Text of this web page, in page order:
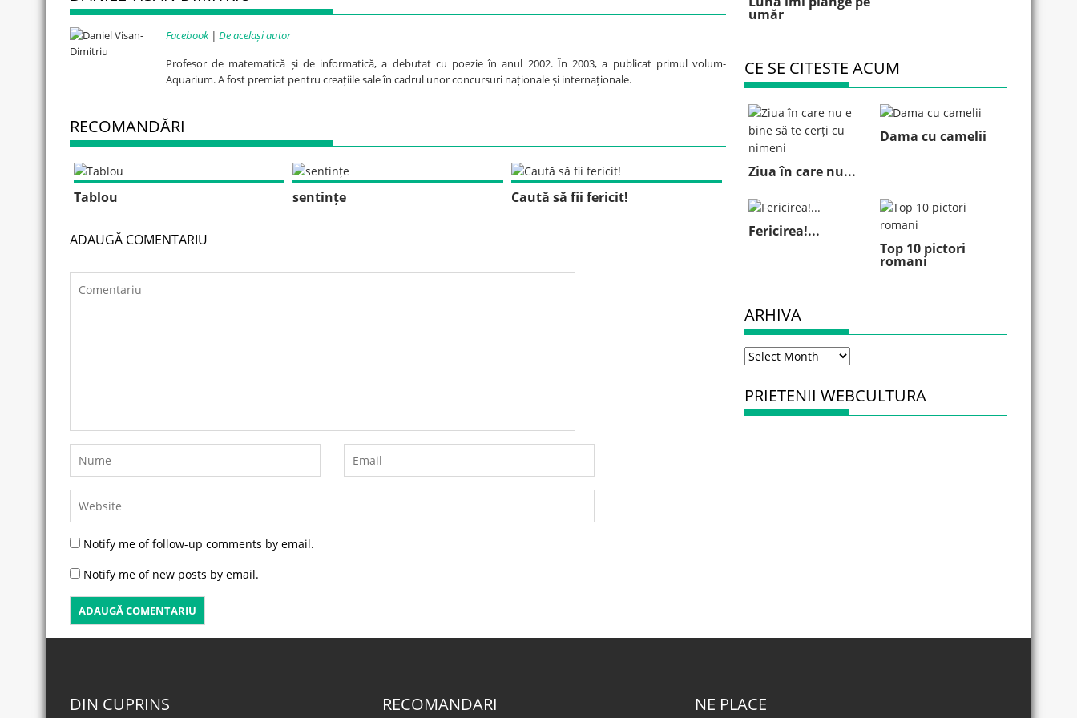
Facebook| De același autor
Profesor de matematică și de informatică, a debutat cu poezie în anul 2002. În 2003, a publicat primul volum-
Aquarium. A fost premiat pentru creațiile sale în cadrul unor concursuri naționale și internaționale.
RECOMANDĂRI
Tablou sentințe Caută să fii fericit!
ADAUGĂ COMENTARIU
Notify me of follow-up comments by email.
Notify me of new posts by email.
umăr
CE SE CITESTE ACUM
Ziua în care nu...
Dama cu camelii
Fericirea!...
Top 10 pictori
romani
ARHIVA
Arhiva
PRIETENII WEBCULTURA
DIN CUPRINS RECOMANDARI NE PLACE